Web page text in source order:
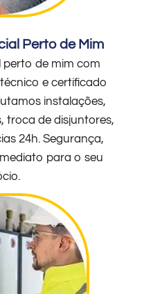
Perto de Mim
perto de mim com
e certificado
instalações,
troca de disjuntores,
24h. Segurança,
para o seu